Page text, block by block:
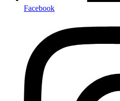
Facebook